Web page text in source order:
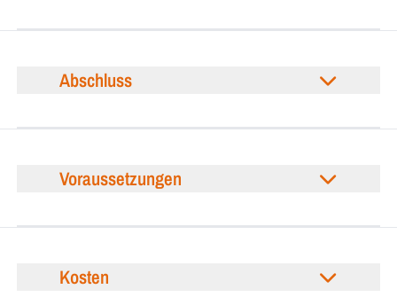
Abschluss
Voraussetzungen
Kosten